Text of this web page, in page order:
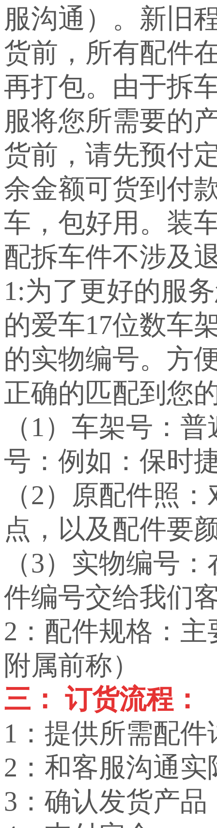
服沟通）。新旧
货前，所有配件
再打包。由于拆
服将您所需要的
货前，请先预付
余金额可货到付
车，包好用。装
配拆车件不涉及
1:为了更好的服
的爱车17位数车
的实物编号。方
正确的匹配到您
（1）车架号：
号：例如：保时
（2）原配件照
点，以及配件要
（3）实物编号
件编号交给我们
2：配件规格：
附属前称）
三： 订货流程：
1：提供所需配
2：和客服沟通实
3：确认发货产品